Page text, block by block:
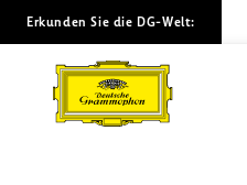
BEETHOVEN
Symphony
Erkunden Sie die DG-Welt: